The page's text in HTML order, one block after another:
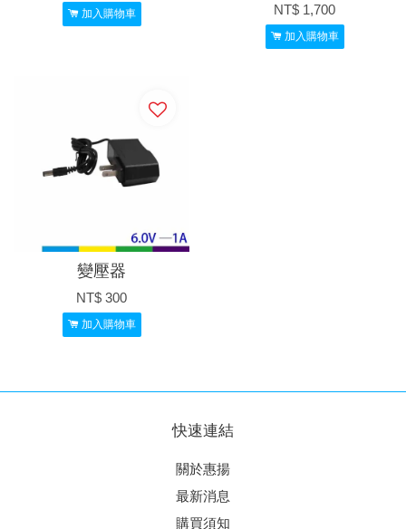
加入購物車 NT$ 1,700
加入購物車
變壓器
NT$ 300
加入購物車
快速連結
關於惠揚
最新消息
購買須知